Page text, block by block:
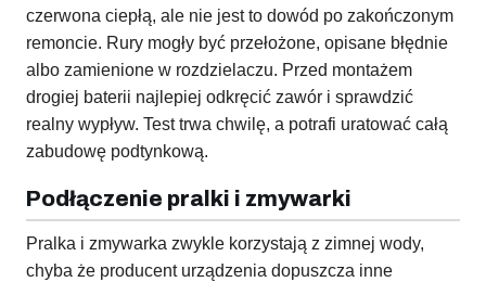
czerwona ciepłą, ale nie jest to dowód po zakończonym
remoncie. Rury mogły być przełożone, opisane błędnie
albo zamienione w rozdzielaczu. Przed montażem
drogiej baterii najlepiej odkręcić zawór i sprawdzić
realny wypływ. Test trwa chwilę, a potrafi uratować całą
zabudowę podtynkową.
Podłączenie pralki i zmywarki
Pralka i zmywarka zwykle korzystają z zimnej wody,
chyba że producent urządzenia dopuszcza inne